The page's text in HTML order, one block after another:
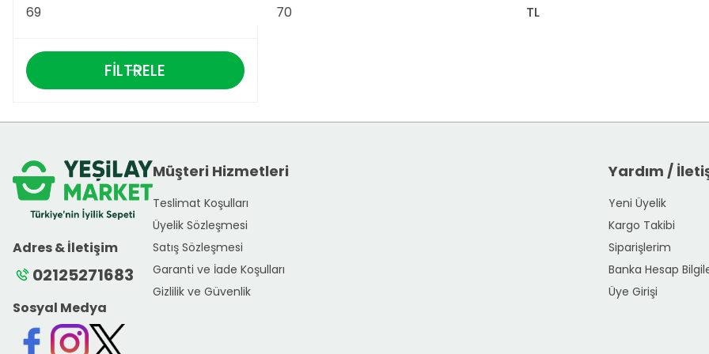
TL
FILTRELE
Adres & İletişim
02125271683
Sosyal Medya
FacebookInstagramTwitter
Müşteri Hizmetleri
Teslimat Koşulları
Üyelik Sözleşmesi
Satış Sözleşmesi
Garanti ve İade Koşulları
Gizlilik ve Güvenlik
Yardım /
Yeni Üyelik
Kargo Takibi
Siparişlerim
Banka Hesap
Üye Girişi